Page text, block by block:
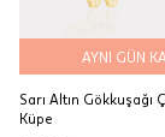
AYNI GÜN
Sarı Altın Gökkuşağı
Küpe